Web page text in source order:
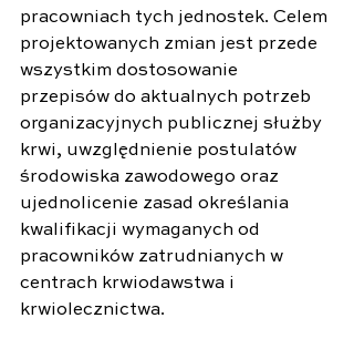
pracowniach tych jednostek. Celem
projektowanych zmian jest przede
wszystkim dostosowanie
przepisów do aktualnych potrzeb
organizacyjnych publicznej służby
krwi, uwzględnienie postulatów
środowiska zawodowego oraz
ujednolicenie zasad określania
kwalifikacji wymaganych od
pracowników zatrudnianych w
centrach krwiodawstwa i
krwiolecznictwa.